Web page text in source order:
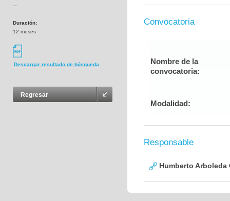
---
Duración:
12 meses
Descargar resultado de búsqueda
Regresar
Convocatoria
Nombre de la
convocatoria:
Modalidad:
Responsable
Humberto Arboleda